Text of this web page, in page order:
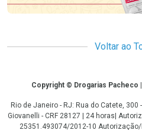
Voltar ao
CopyrightCopyright © Drogarias Pacheco
Rio de Janeiro - RJ: Rua do Catete, 300
Giovanelli - CRF 28127 | 24 horas|
25351.493074/2012-10